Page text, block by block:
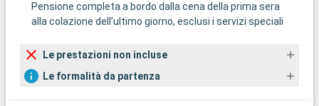
Pensione completa a bordo dalla cena della prima sera
alla colazione dell’ultimo giorno, esclusi i servizi speciali
Le prestazioni non incluse
Le formalità da partenza